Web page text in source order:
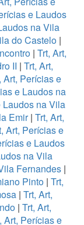
e Laudos
na Vila
do Castelo |
| Trt, Art,
II | Trt, Art,
Art, Perícias e
e Laudos na
Laudos na Vila
Emir| Trt, Art,
Art, Perícias e
e Laudos
na Vila
Fernandes |
Pinto | Trt,
| Trt, Art,
| Trt, Art,
Art, Perícias e